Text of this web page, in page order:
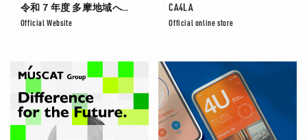
令和７年度 多摩地域への誘客促進キャンペーン業務委託
Official Website
CA4LA
Official online store